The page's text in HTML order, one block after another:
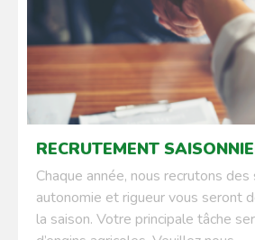
RECRUTEMENT
Chaque année, nous recrutons des
autonomie et rigueur vous seront
la saison. Votre principale tâche